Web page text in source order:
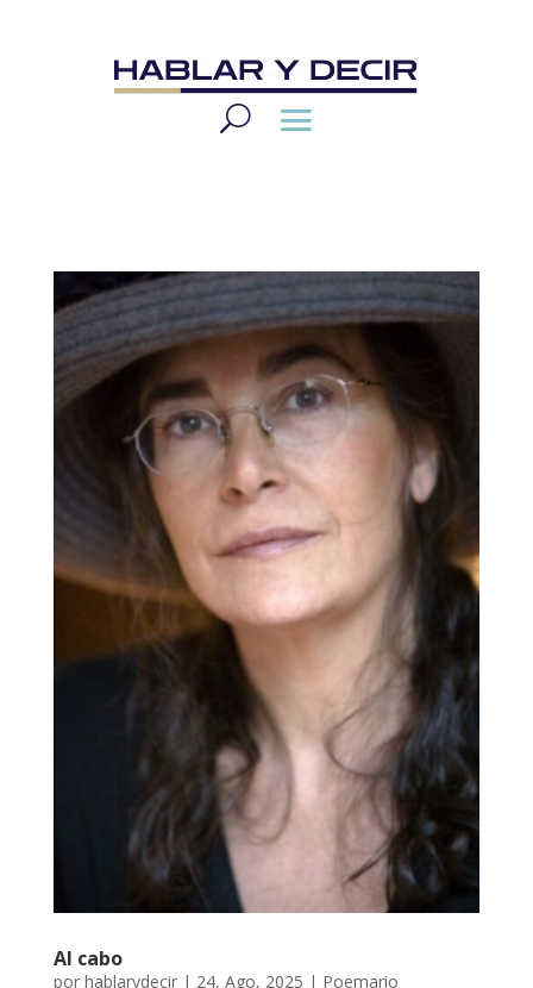
Al cabo
por hablarydecir| 24, Ago, 2025 | Poemario